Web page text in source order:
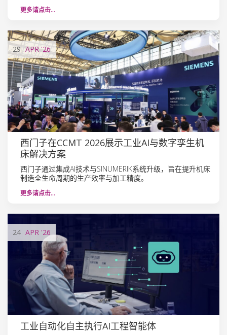
更多请点击…
29 APR'26
西门子在CCMT 2026展示工业AI与数字孪生机
床解决方案
西门子通过集成AI技术与SINUMERIK系统升级，旨在提升机床
制造全生命周期的生产效率与加工精度。
更多请点击…
24 APR '26
工业自动化自主执行AI工程智能体